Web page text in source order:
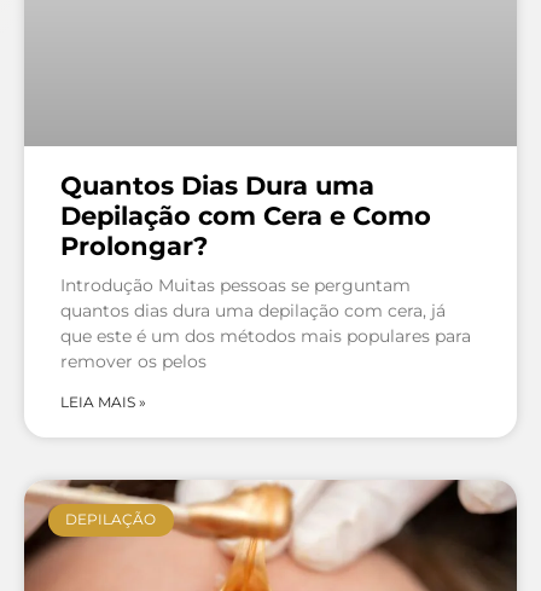
Quantos Dias Dura uma
Depilação com Cera e Como
Prolongar?
Introdução Muitas pessoas se perguntam
quantos dias dura uma depilação com cera, já
que este é um dos métodos mais populares para
remover os pelos
LEIA MAIS »
DEPILAÇÃO